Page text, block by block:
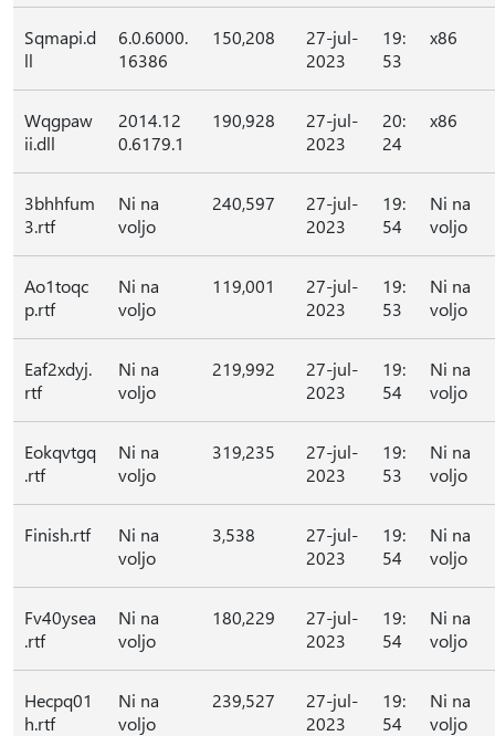
Sqmapi.d
ll
6.0.6000.
16386
150,208
27-jul-
2023
19:
53
x86
Wqgpaw
ii.dll
2014.12
0.6179.1
190,928
27-jul-
2023
20:
24
x86
3bhhfum
3.rtf
Ni na
voljo
240,597
27-jul-
2023
19:
54
Ni na
voljo
Ao1toqc
p.rtf
Ni na
voljo
119,001
27-jul-
2023
19:
53
Ni na
voljo
Eaf2xdyj.
rtf
Ni na
voljo
219,992
27-jul-
2023
19:
54
Ni na
voljo
Eokqvtgq
.rtf
Ni na
voljo
319,235
27-jul-
2023
19:
53
Ni na
voljo
Finish.rtf
Ni na
voljo
3,538
27-jul-
2023
19:
54
Ni na
voljo
Fv40ysea
.rtf
Ni na
voljo
180,229
27-jul-
2023
19:
54
Ni na
voljo
Hecpq01
h.rtf
Ni na
voljo
239,527
27-jul-
2023
19:
54
Ni na
voljo